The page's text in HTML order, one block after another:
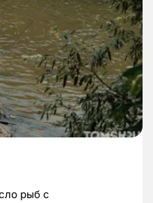
рыб с